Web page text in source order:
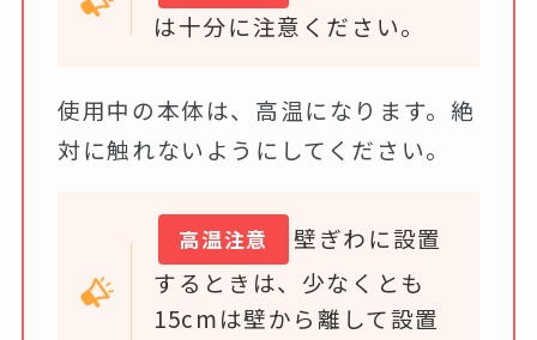
は十分に注意ください。
使用中の本体は、高温になります。絶
対に触れないようにしてください。
高温注意
壁ぎわに設置
するときは、少なくとも
15cmは壁から離して設置